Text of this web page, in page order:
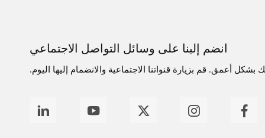
انضم إلينا على وسائل التواصل الاجتماعي
أعمق. قم بزيارة قنواتنا الاجتماعية والانضمام إليها اليوم.